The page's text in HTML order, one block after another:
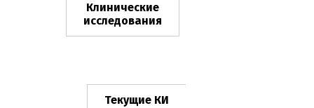
Клинические
исследования
Текущие КИ